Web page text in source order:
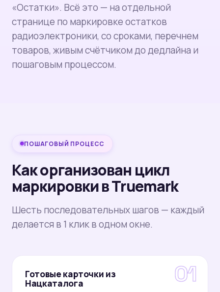
«Остатки». Всё это — на отдельной
странице по маркировке остатков
радиоэлектроники, со сроками, перечнем
товаров, живым счётчиком до дедлайна и
пошаговым процессом.
ПОШАГОВЫЙ ПРОЦЕСС
Как организован цикл
маркировки в Truemark
Шесть последовательных шагов — каждый
делается в 1 клик в одном окне.
1
Готовые карточки из
Нацкаталога